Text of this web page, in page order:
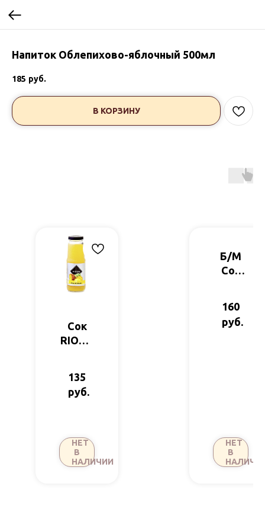
Напиток Облепихово-яблочный 500мл
185 руб.
В КОРЗИНУ
Сок
RIOBA
250мл
135
руб.
НЕТ
В
НАЛИЧИИ
Б/М
Сок
товый
250мл
160
руб.
НЕТ
В